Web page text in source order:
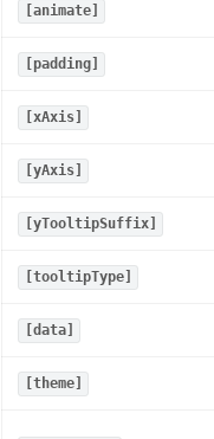
[animate]
[padding]
[xAxis]
[yAxis]
[yTooltipSuffix]
[tooltipType]
[data]
[theme]